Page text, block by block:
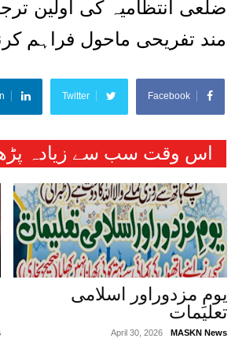
ضلعی انتظامیہ کی اولین
مند تفریحی ماحول فراہم
Facebook
Twitter
اس وقت سب سے زیادہ
یومِ مزدوراور اسلامی
تعلیمات
MASKN News
April 30, 2026